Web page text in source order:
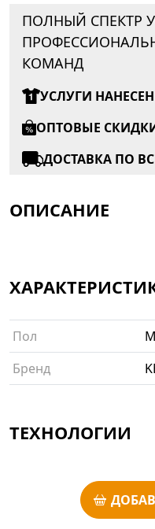
ПОЛНЫЙ СПЕКТР
КОМАНД
УСЛУГИ
ОПТОВЫЕ
ДОСТАВКА ПО
ОПИСАНИЕ
Пол
Бренд
ТЕХНОЛОГИИ